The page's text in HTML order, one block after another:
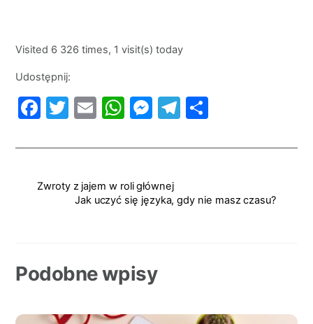
Visited 6 326 times, 1 visit(s) today
Udostępnij:
F
c
b
k
T
itt
E
ai
W
at
A
M
s
e
er
T
e
a
ar
Zwroty z jajem w roli głównej
Jak uczyć się języka, gdy nie masz czasu?
Podobne wpisy